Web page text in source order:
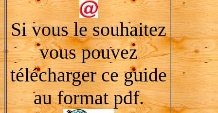
Si vous le souhaitez
vous pouvez
télécharger ce guide
au format pdf.